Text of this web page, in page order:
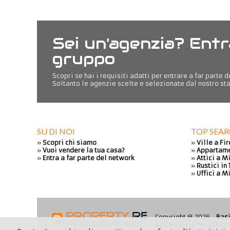
Sei un'agenzia?
gruppo
Scopri se hai i requisiti adatti per entrare a far parte
Soltanto le agenzie scelte e selezionate dal nostro
SU DI NOI
» Scopri chi siamo
» Vuoi vendere la tua casa?
» Entra a far parte del network
TOP
» Ville a
»
» Attici a
» Rustici in
» Uffici a
Copyright @ 2026 -